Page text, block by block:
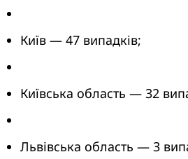
Київ — 47 випадків;
Київська область — 32
Львівська область — 3